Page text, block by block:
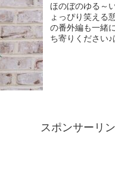
ほのぼのゆる～
ょっぴり笑える
の番外編も一緒
ち寄りください
スポンサーリ